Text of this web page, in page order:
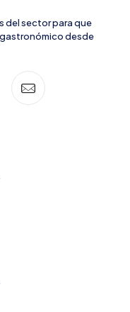
del sector para que
desde